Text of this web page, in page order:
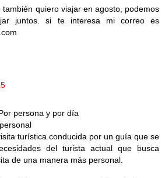
también quiero viajar en agosto, podemos
juntos. si te interesa mi correo es
persona y por día
turística conducida por un guía que se
del turista actual que busca
de una manera más personal.